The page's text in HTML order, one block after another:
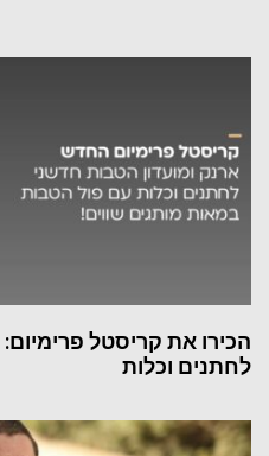
הכירו את קריסטל
לחתנים וכלות